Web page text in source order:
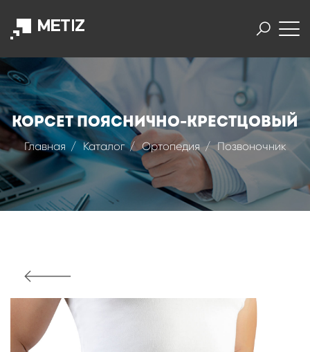
Корсет пояснично-крестцовый
Главная Каталог Ортопедия Позвоночник